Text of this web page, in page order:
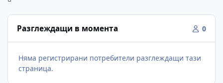
Разглеждащи в момента 0
Няма регистрирани потребители разглеждащи тази
страница.